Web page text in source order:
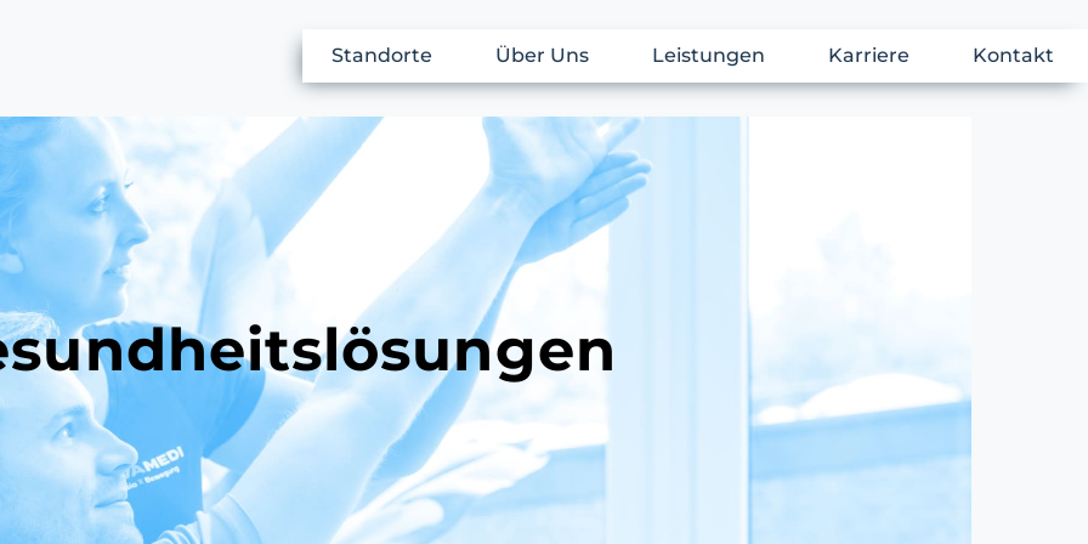
Standorte Über Uns Leistungen Karriere Kontakt